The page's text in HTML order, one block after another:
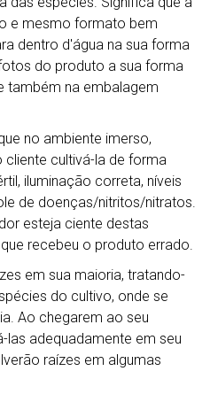
e mesmo formato bem
dentro d'água na sua forma
do produto a sua forma
também na embalagem
no ambiente imerso,
cultivá-la de forma
iluminação correta, níveis
de doenças/nitritos/nitratos.
esteja ciente destas
recebeu o produto errado.
em sua maioria, tratando-
do cultivo, onde se
Ao chegarem ao seu
las adequadamente em seu
raízes em algumas